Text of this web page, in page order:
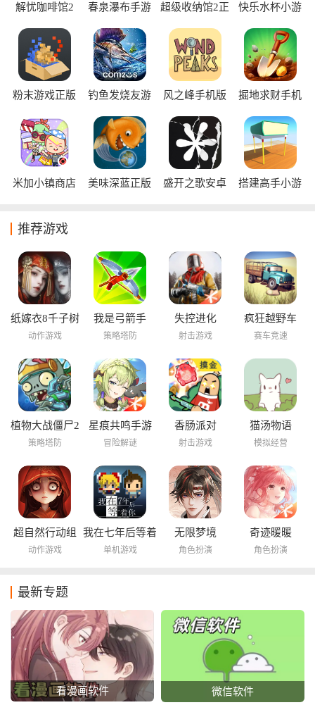
解忧咖啡馆2 春泉瀑布手游
超级收纳馆2正
快乐水杯小游
粉末游戏正版
钓鱼发烧友游
风之峰手机版
掘地求财手机
米加小镇商店
美味深蓝正版
盛开之歌安卓
搭建高手小游
推荐游戏
纸嫁衣8千子树
动作游戏
我是弓箭手
策略塔防
失控进化
射击游戏
疯狂越野车
赛车竞速
植物大战僵尸2
海底世界
策略塔防
星痕共鸣手游
冒险解谜
香肠派对
射击游戏
猫汤物语
模拟经营
超自然行动组
动作游戏
我在七年后等着
你
单机游戏
无限梦境
角色扮演
奇迹暖暖
角色扮演
最新专题
看漫画软件 微信软件